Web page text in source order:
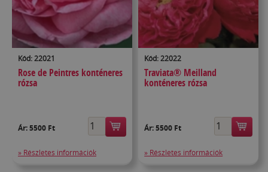
Kód: 22021
Rose de Peintres konténeres
rózsa
Ár:5500 Ft
» Részletes információk
Kód: 22022
Traviata® Meilland
konténeres rózsa
Ár:5500 Ft
» Részletes információk